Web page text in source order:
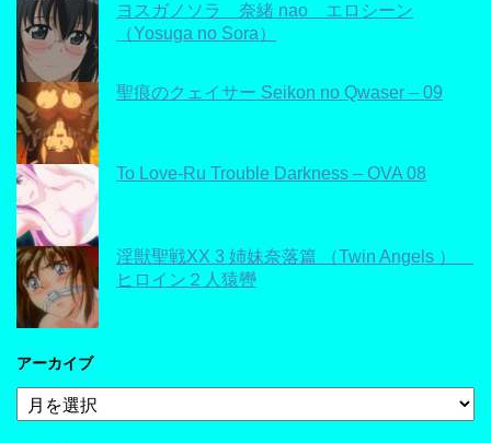
ヨスガノソラ 奈緒 nao エロシーン
（Yosuga no Sora）
聖痕のクェイサー Seikon no Qwaser – 09
To Love-Ru Trouble Darkness – OVA 08
淫獣聖戦XX 3 姉妹奈落篇 （Twin Angels ）
ヒロイン２人猿轡
アーカイブ
ア
ー